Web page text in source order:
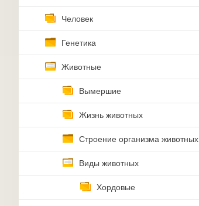
Человек
Генетика
Животные
Вымершие
Жизнь животных
Строение организма животных
Виды животных
Хордовые